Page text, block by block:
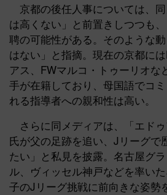
京都の後任人事については、
は高くない」と前置きしつつも
聘の可能性がある。そのような
はない」と指摘。現在の京都に
アス、FWマルコ・トゥーリオな
手が在籍しており、母国語でコ
れる指導者への親和性は高い。
さらに同メディアは、「エド
氏が父の足跡を追い、Jリーグで
たい」と私見を披露。名古屋グ
ル、ヴィッセル神戸などを率い
子のJリーグ挑戦に前向きな姿勢